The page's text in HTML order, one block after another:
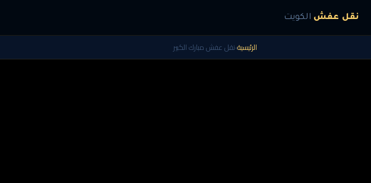
نقل عفش الكويت
الرئيسية›نقل عفش مبارك الكبير